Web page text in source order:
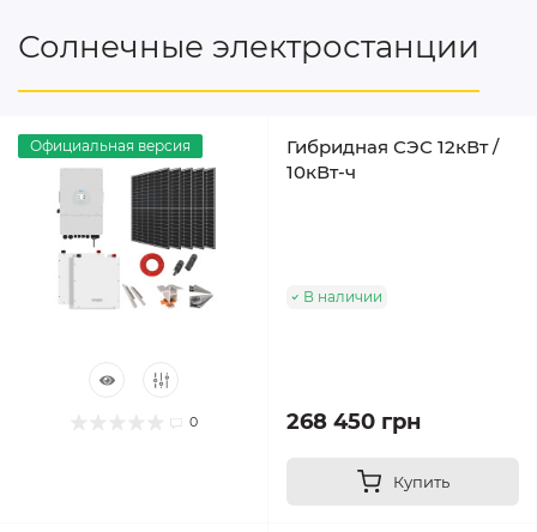
Солнечные электростанции
Официальная версия
0
Гибридная СЭС 12кВт /
10кВт-ч
В наличии
268 450 грн
Купить